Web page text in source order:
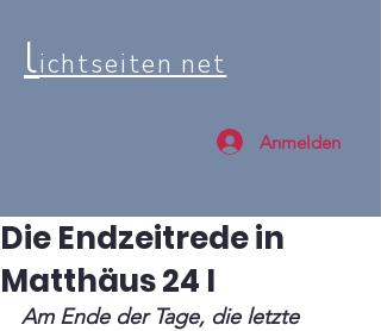
lichtseiten net
Anmelden
Die Endzeitrede in
Matthäus 24 I
Am Ende der Tage, die letzte